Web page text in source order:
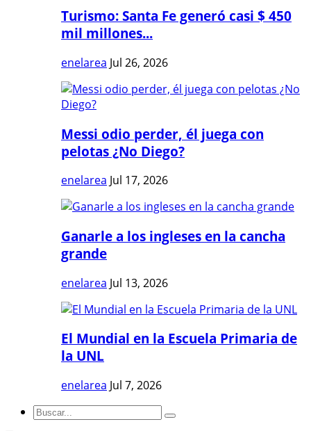
Turismo: Santa Fe generó casi $ 450
mil millones...
enelarea Jul 26, 2026
Messi odio perder, él juega con
pelotas ¿No Diego?
enelarea Jul 17, 2026
Ganarle a los ingleses en la cancha
grande
enelarea Jul 13, 2026
El Mundial en la Escuela Primaria de
la UNL
enelarea Jul 7, 2026